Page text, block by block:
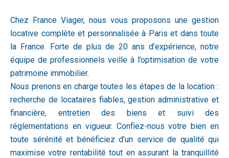
Chez France Viager, nous vous proposons une gestion
locative complète et personnalisée à Paris et dans toute
la France. Forte de plus de 20 ans d’expérience, notre
équipe de professionnels veille à l’optimisation de votre
patrimoine immobilier.
Nous prenons en charge toutes les étapes de la location :
recherche de locataires fiables, gestion administrative et
financière, entretien des biens et suivi des
réglementations en vigueur. Confiez-nous votre bien en
toute sérénité et bénéficiez d’un service de qualité qui
maximise votre rentabilité tout en assurant la tranquillité